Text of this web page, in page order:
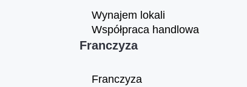
Wynajem lokali
Współpraca handlowa
Franczyza
Franczyza